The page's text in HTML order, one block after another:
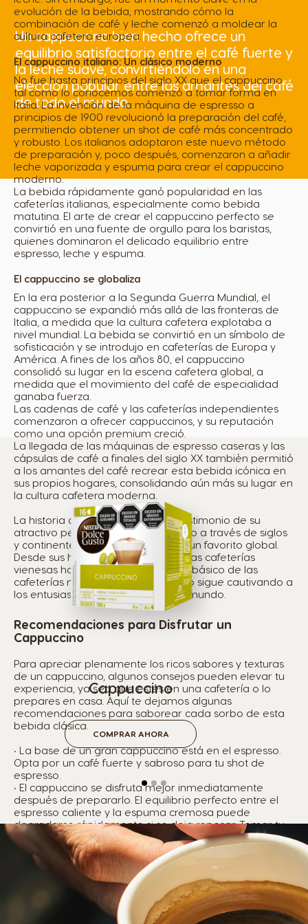
Un cappuccino bien hecho ofrece un
equilibrio satisfactorio entre el café fuerte y
la leche suave, convirtiéndolo en una
elección popular entre los amantes del café
de todo el mundo.
evolución de la bebida, mostrando cómo la
combinación de café y leche comenzó a moldear la
cultura cafetera europea.
El cappuccino italiano: Un clásico moderno
No fue hasta principios del siglo XX que el cappuccino
tal como lo conocemos comenzó a tomar forma en
Italia. La invención de la máquina de espresso a
principios de 1900 revolucionó la preparación del café,
permitiendo obtener un shot de café más concentrado
y robusto. Los italianos adoptaron este nuevo método
de preparación y, poco después, comenzaron a añadir
leche vaporizada y espuma para crear el cappuccino
moderno.
La bebida rápidamente ganó popularidad en las
cafeterías italianas, especialmente como bebida
matutina. El arte de crear el cappuccino perfecto se
convirtió en una fuente de orgullo para los baristas,
quienes dominaron el delicado equilibrio entre
espresso, leche y espuma.
El cappuccino se globaliza
En la era posterior a la Segunda Guerra Mundial, el
cappuccino se expandió más allá de las fronteras de
Italia, a medida que la cultura cafetera explotaba a
nivel mundial. La bebida se convirtió en un símbolo de
sofisticación y se introdujo en cafeterías de Europa y
América. A fines de los años 80, el cappuccino
consolidó su lugar en la escena cafetera global, a
medida que el movimiento del café de especialidad
ganaba fuerza.
Las cadenas de café y las cafeterías independientes
comenzaron a ofrecer cappuccinos, y su reputación
como una opción premium creció.
La llegada de las máquinas de espresso caseras y las
cápsulas de café a finales del siglo XX también permitió
a los amantes del café recrear esta bebida icónica en
sus propios hogares, consolidando aún más su lugar en
la cultura cafetera moderna.
La historia del cappuccino es un testimonio de su
atractivo perdurable, evolucionando a través de siglos
y continentes hasta convertirse en un favorito global.
Desde sus humildes comienzos en las cafeterías
vienesas hasta su estatus como un básico de las
cafeterías modernas, el cappuccino sigue cautivando a
los entusiastas del café de todo el mundo.
Recomendaciones para Disfrutar un
Cappuccino
Para apreciar plenamente los ricos sabores y texturas
de un cappuccino, algunos consejos pueden elevar tu
experiencia, ya sea que estés en una cafetería o lo
prepares en casa. Aquí te dejamos algunas
recomendaciones para saborear cada sorbo de esta
bebida clásica.
• La base de un gran cappuccino está en el espresso.
Opta por un café fuerte y sabroso para tu shot de
espresso.
• El cappuccino se disfruta mejor inmediatamente
después de prepararlo. El equilibrio perfecto entre el
espresso caliente y la espuma cremosa puede
degradarse rápidamente si se deja reposar. Tomar tu
cappuccino fresco garantiza que obtengas el espectro
completo de sabores y la temperatura ideal.
• Aunque un cappuccino tradicional consta de espresso,
leche vaporizada y espuma, siéntete libre de
experimentar con adiciones como un toque de canela,
cacao en polvo o incluso vainilla.
• Para mejorar la experiencia, acompaña tu cappuccino
Cappuccino
COMPRAR AHORA